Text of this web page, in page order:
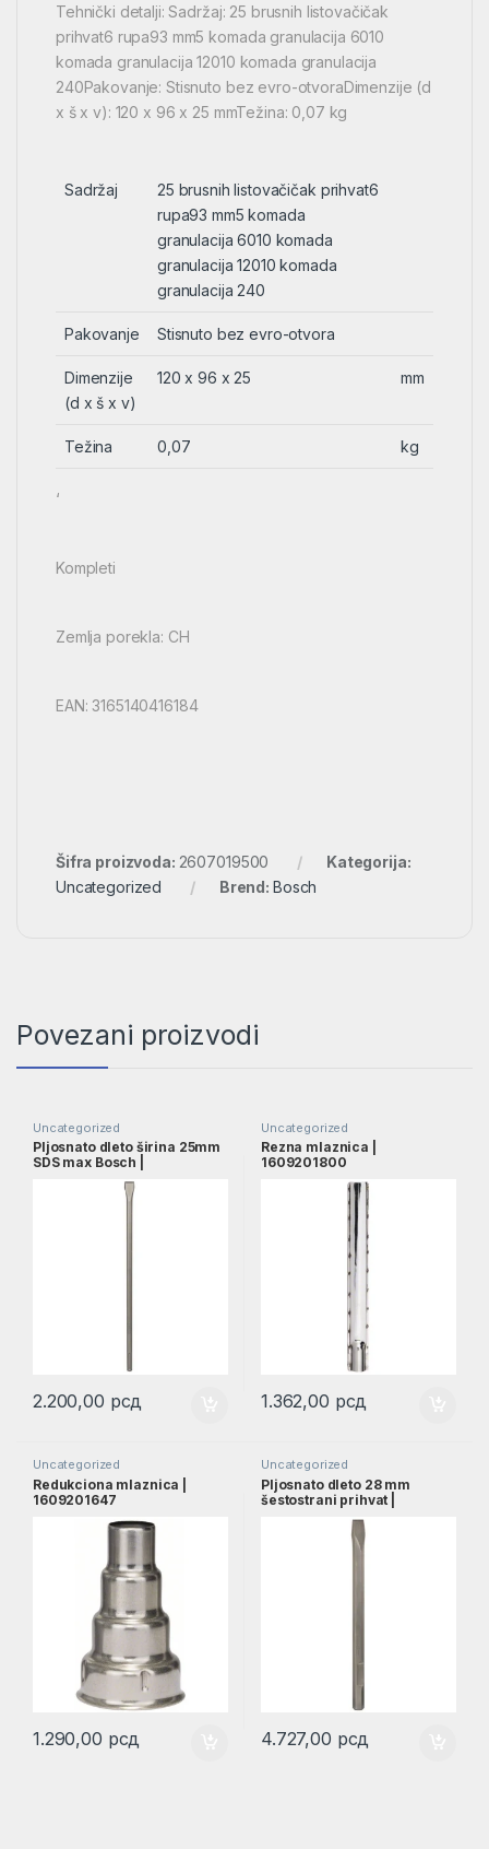
Tehnički detalji: Sadržaj: 25 brusnih listovačičak
prihvat6 rupa93 mm5 komada granulacija 6010
komada granulacija 12010 komada granulacija
240Pakovanje: Stisnuto bez evro-otvoraDimenzije (d
x š x v): 120 x 96 x 25 mmTežina: 0,07 kg
Sadržaj
25 brusnih listovačičak prihvat6
rupa93 mm5 komada
granulacija 6010 komada
granulacija 12010 komada
granulacija 240
Pakovanje Stisnuto bez evro-otvora
Dimenzije
(d x š x v)
120 x 96 x 25 mm
Težina 0,07 kg
‘
Kompleti
Zemlja porekla: CH
EAN: 3165140416184
Šifra proizvoda: 2607019500
Kategorija:
Uncategorized
Brend: Bosch
Povezani proizvodi
Uncategorized
Pljosnato dleto širina 25mm
SDS max Bosch |
2.200,00 рсд
Uncategorized
Rezna mlaznica |
1609201800
1.362,00 рсд
Uncategorized
Redukciona mlaznica |
1609201647
1.290,00 рсд
Uncategorized
Pljosnato dleto 28 mm
šestostrani prihvat |
4.727,00 рсд